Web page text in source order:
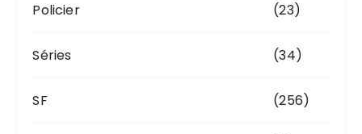
Policier (23)
Séries (34)
SF (256)